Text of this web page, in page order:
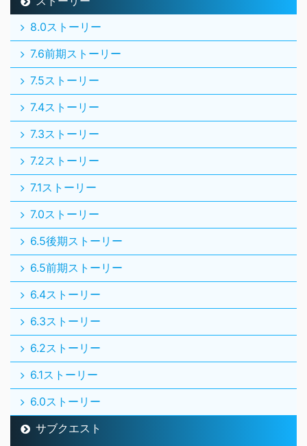
8.0ストーリー
7.6前期ストーリー
7.5ストーリー
7.4ストーリー
7.3ストーリー
7.2ストーリー
7.1ストーリー
7.0ストーリー
6.5後期ストーリー
6.5前期ストーリー
6.4ストーリー
6.3ストーリー
6.2ストーリー
6.1ストーリー
6.0ストーリー
サブクエスト